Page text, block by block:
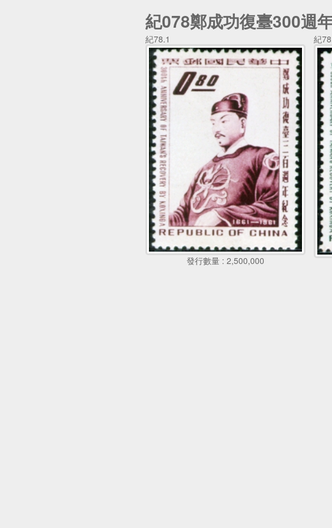
紀078鄭成功復臺300週
紀78.1
發行數量 : 2,500,000
紀